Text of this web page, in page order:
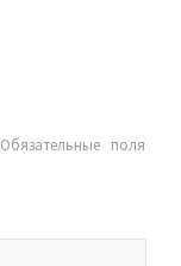
Обязательные поля